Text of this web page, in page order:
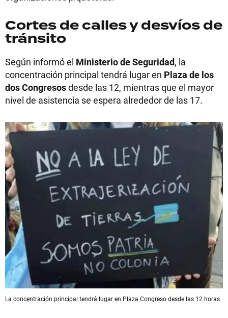
Cortes de calles y desvíos de
tránsito
Según informó el Ministerio de Seguridad, la
concentración principal tendrá lugar en Plaza de los
dos Congresosdesde las 12, mientras que el mayor
nivel de asistencia se espera alrededor de las 17.
La concentración principal tendrá lugar en Plaza Congreso desde las 12 horas